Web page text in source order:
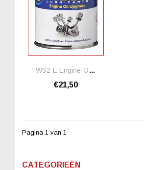
WS2-E Engine-Oil-Upgrade Motorolie Additief
€21,50
Pagina 1 van 1
CATEGORIEËN